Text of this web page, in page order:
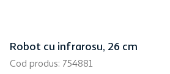
Robot cu infrarosu, 26 cm
Cod produs: 754881